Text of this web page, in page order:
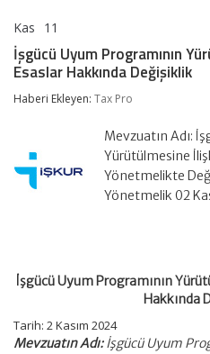
Kas 11
Programının
Yürütülmesine
Usul
Esaslar
Hakkında
Değişiklik
için
İşgücü Uyum Programının
Esaslar Hakkında Değişiklik
Haberi Ekleyen: Tax Pro
Mevzuatın Adı:
Yürütülmesine
Yönetmelikte
Yönetmelik 02
İşgücü Uyum Programının
Hakkında
Tarih: 2 Kasım 2024
Mevzuatın Adı:İşgücü Uyum